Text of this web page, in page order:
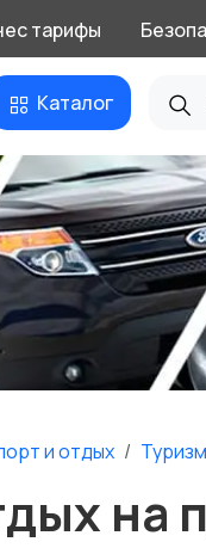
тарифы
Каталог
и отдых
на